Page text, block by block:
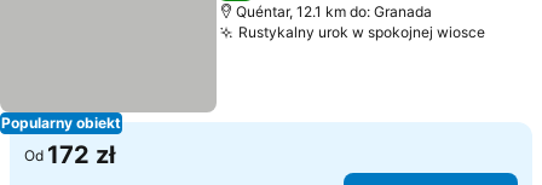
Popularny obiekt
Quéntar, 12.1 km do: Granada
Rustykalny urok w spokojnej wiosce
Od 172 zł